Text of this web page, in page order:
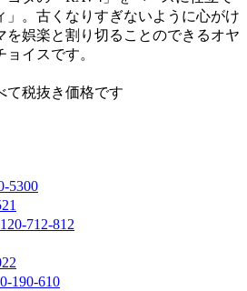
」。古くなりすぎないように心がけ
を娯楽と割り切ることのできるオヤ
イスです。
税抜き価格です
5300
712-812
190-610